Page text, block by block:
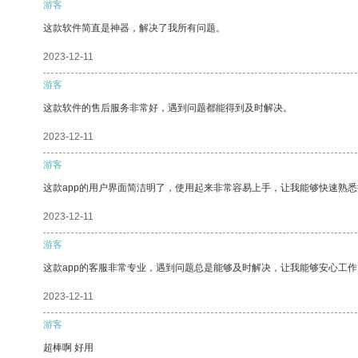
游客
这款软件简直是神器，解决了我所有问题。
2023-12-11
游客
这款软件的售后服务非常好，遇到问题都能得到及时解决。
2023-12-11
游客
这款app的用户界面简洁明了，使用起来非常容易上手，让我能够快速熟悉
2023-12-11
游客
这款app的客服非常专业，遇到问题总是能够及时解决，让我能够安心工作
2023-12-11
游客
超棒啊 好用